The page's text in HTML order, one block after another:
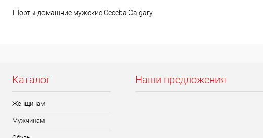
Шорты домашние мужские Ceceba Calgary
Каталог
Женщинам
Мужчинам
Наши предложения